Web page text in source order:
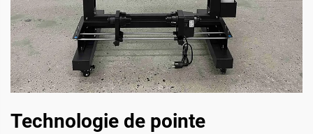
Technologie de pointe